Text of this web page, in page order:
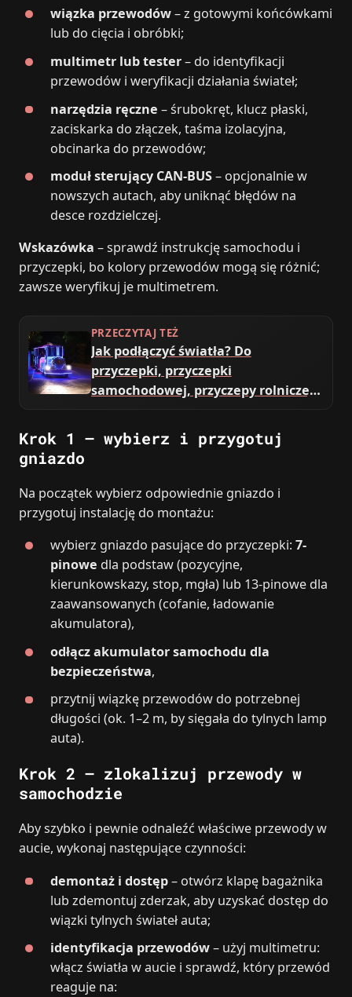
wiązka przewodów– z gotowymi końcówkami
lub do cięcia i obróbki;
multimetr lub tester– do identyfikacji
przewodów i weryfikacji działania świateł;
narzędzia ręczne – śrubokręt, klucz płaski,
zaciskarka do złączek, taśma izolacyjna,
obcinarka do przewodów;
moduł sterujący CAN-BUS– opcjonalnie w
nowszych autach, aby uniknąć błędów na
desce rozdzielczej.
Wskazówka – sprawdź instrukcję samochodu i
przyczepki, bo kolory przewodów mogą się różnić;
zawsze weryfikuj je multimetrem.
PRZECZYTAJ TEŻ
Jak podłączyć światła? Do
przyczepki, przyczepki
samochodowej, przyczepy rolniczej,
Krok 1 – wybierz i przygotuj
gniazdo
Na początek wybierz odpowiednie gniazdo i
przygotuj instalację do montażu:
wybierz gniazdo pasujące do przyczepki:7-
pinowe dla podstaw (pozycyjne,
kierunkowskazy, stop, mgła) lub 13-pinowe dla
zaawansowanych (cofanie, ładowanie
akumulatora),
odłącz akumulator samochodu dla
bezpieczeństwa,
przytnij wiązkę przewodów do potrzebnej
długości (ok. 1–2 m, by sięgała do tylnych lamp
auta).
Krok 2 – zlokalizuj przewody w
samochodzie
Aby szybko i pewnie odnaleźć właściwe przewody w
aucie, wykonaj następujące czynności:
demontaż i dostęp– otwórz klapę bagażnika
lub zdemontuj zderzak, aby uzyskać dostęp do
wiązki tylnych świateł auta;
identyfikacja przewodów– użyj multimetru:
włącz światła w aucie i sprawdź, który przewód
reaguje na: